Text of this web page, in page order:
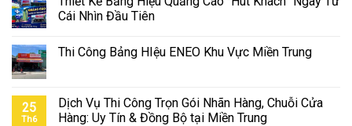
Cái Nhìn Đầu Tiên
Thi Công Bảng HIệu ENEO Khu Vực Miền Trung
25
Th6
Dịch Vụ Thi Công Trọn Gói Nhãn Hàng, Chuỗi Cửa
Hàng: Uy Tín & Đồng Bộ tại Miền Trung